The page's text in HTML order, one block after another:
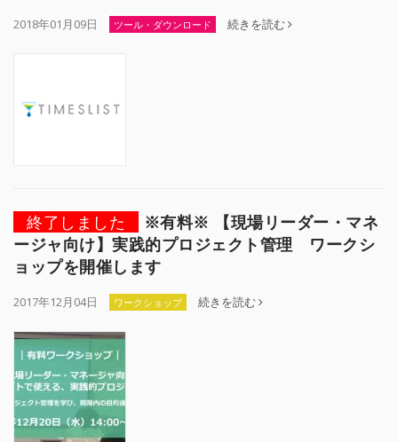
2018年01月09日 ツール・ダウンロード 続きを読む
終了しました
※有料※ 【現場リーダー・マネ
ージャ向け】実践的プロジェクト管理 ワークシ
ョップを開催します
2017年12月04日 ワークショップ 続きを読む